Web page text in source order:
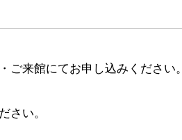
ご来館にてお申し込みください。
さい。